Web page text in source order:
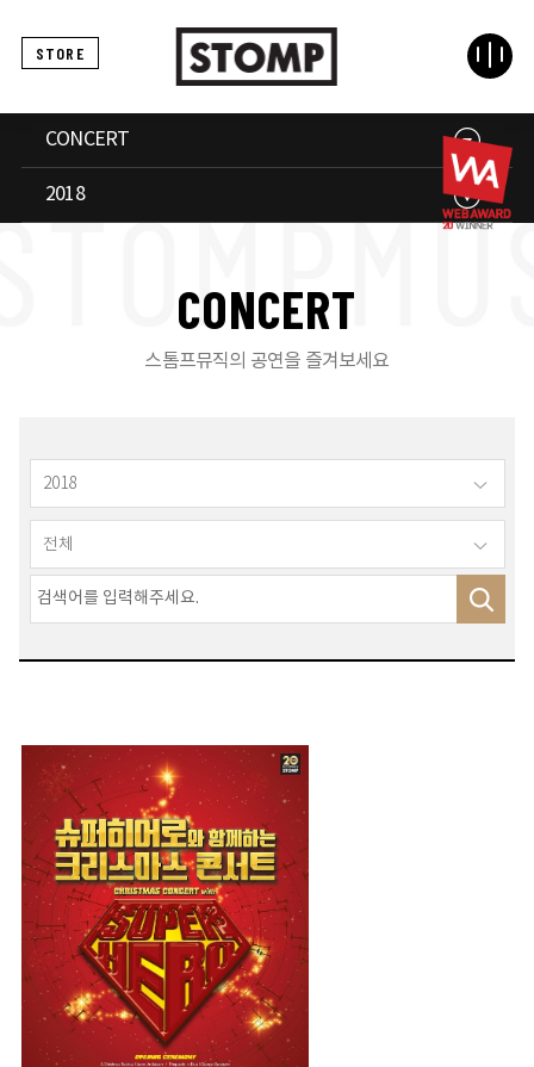
STORE
CONCERT
2018
CONCERT
스톰프뮤직의 공연을 즐겨보세요